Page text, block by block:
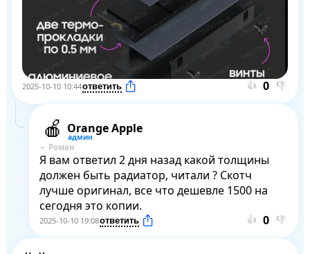
2025-10-10 10:44 👍 👎
Orange Apple
Роман
Я вам ответил 2 дня назад какой толщины
должен быть радиатор, читали ? Скотч
лучше оригинал, все что дешевле 1500 на
сегодня это копии.
2025-10-10 19:08 👍 👎